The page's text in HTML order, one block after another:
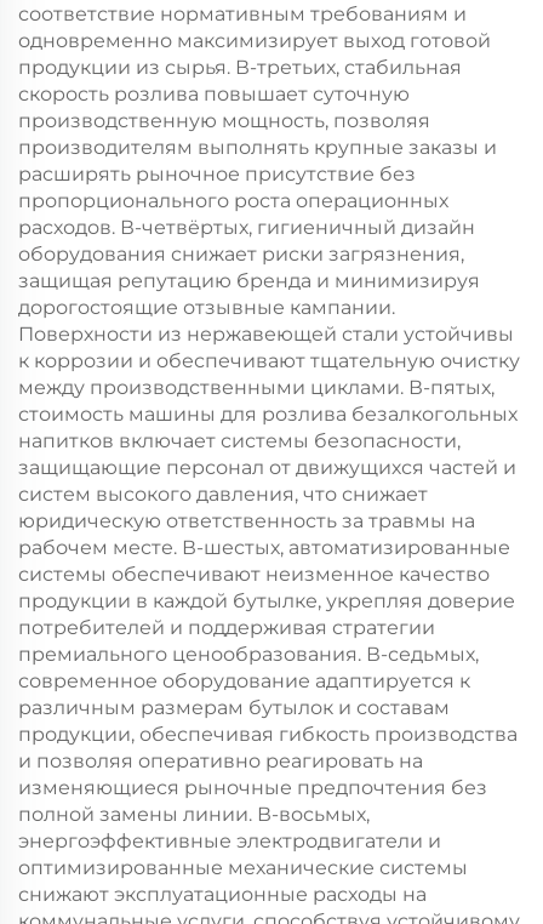
соответствие нормативным требованиям и
одновременно максимизирует выход готовой
продукции из сырья. В-третьих, стабильная
скорость розлива повышает суточную
производственную мощность, позволяя
производителям выполнять крупные заказы и
расширять рыночное присутствие без
пропорционального роста операционных
расходов. В-четвёртых, гигиеничный дизайн
оборудования снижает риски загрязнения,
защищая репутацию бренда и минимизируя
дорогостоящие отзывные кампании.
Поверхности из нержавеющей стали устойчивы
к коррозии и обеспечивают тщательную очистку
между производственными циклами. В-пятых,
стоимость машины для розлива безалкогольных
напитков включает системы безопасности,
защищающие персонал от движущихся частей и
систем высокого давления, что снижает
юридическую ответственность за травмы на
рабочем месте. В-шестых, автоматизированные
системы обеспечивают неизменное качество
продукции в каждой бутылке, укрепляя доверие
потребителей и поддерживая стратегии
премиального ценообразования. В-седьмых,
современное оборудование адаптируется к
различным размерам бутылок и составам
продукции, обеспечивая гибкость производства
и позволяя оперативно реагировать на
изменяющиеся рыночные предпочтения без
полной замены линии. В-восьмых,
энергоэффективные электродвигатели и
оптимизированные механические системы
снижают эксплуатационные расходы на